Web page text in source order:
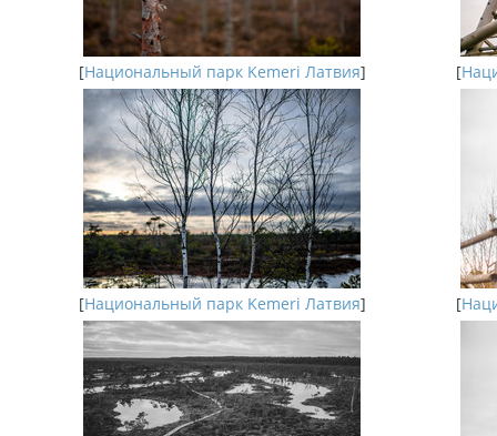
[Национальный парк Kemeri Латвия] [
[Национальный парк Kemeri Латвия] [